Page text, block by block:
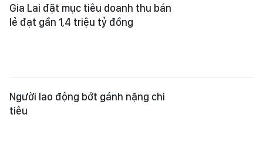
Gia Lai đặt mục tiêu doanh thu bán
lẻ đạt gần 1,4 triệu tỷ đồng
Người lao động bớt gánh nặng chi
tiêu